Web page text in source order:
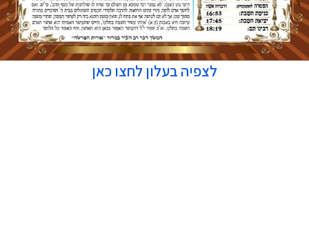
לצפיה בעלון לחצו כאן